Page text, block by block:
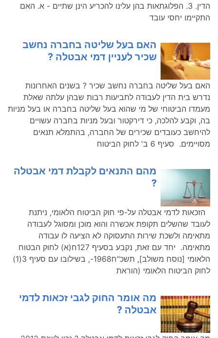
הדין. 3. הפלוגתאות בהן עלינו להכריע הינן שתיים - א. האם
התקיימו יחסי עובד
האם בעל שליטה בחברה נחשב
שכיר לעניין דמי אבטלה ?
האם בעל שליטה בחברה נחשב שכיר ? בשנים האחרונות
נדרש בית הדין לעבודה לתביעות רבות שבהן עלתה שאלת
מעמדו הביטוחי של מי שהוא בעל שליטה בחברה או בעל מניות
בה, וקבע להלכה, כי דירקטור ובעל מניות בחברה עשויים
להיחשב כעובדים שכירים של החברה, בהתמלא תנאים
מסויימים. סעיף 6 ב' לחוק הביטוח
מהם התנאים לקבלת דמי אבטלה
?
הזכאות לדמי אבטלה על-פי חוק הביטוח הלאומי, ניתנת
לעובד שהשלים תקופת אכשרה והוא מוכן ומסוגל לעבודה
מתאימה ולשכת שירות התעסוקה לא הציעה לו עבודה
מתאימה. יחד עם זאת, נקבע בסעיף 127ח(א) לחוק הבטוח
הלאומי [נוסח משולב], תשכ"ח1968-, בשילובו עם סעיף 3(1)
לחוק הביטוח הלאומי (הוראת
מה אומר החוק לגבי זכאות לדמי
אבטלה ?